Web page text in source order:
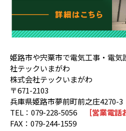
姫路市や宍粟市で電気工事・電
社テックいまがわ
株式会社テックいまがわ
〒671-2103
兵庫県姫路市夢前町前之庄4270-3
TEL：079-228-5056
［営業電話
FAX：079-244-1559